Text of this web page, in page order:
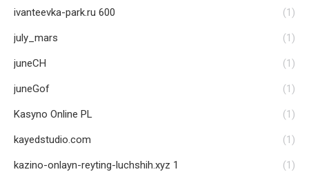
ivanteevka-park.ru 600 (1)
july_mars (1)
juneCH (1)
juneGof (1)
Kasyno Online PL (1)
kayedstudio.com (1)
kazino-onlayn-reyting-luchshih.xyz 1 (1)